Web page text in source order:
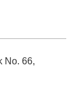
No. 66,